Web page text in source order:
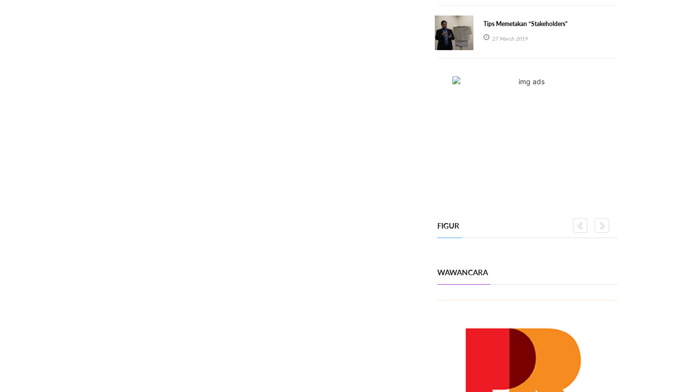
Tips Memetakan “Stakeholders”
27 March 2019
FIGUR
WAWANCARA